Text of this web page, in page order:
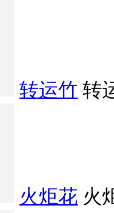
转运竹 转
火炬花 火